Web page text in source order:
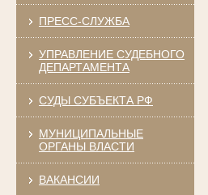
ПРЕСС-СЛУЖБА
УПРАВЛЕНИЕ СУДЕБНОГО
ДЕПАРТАМЕНТА
СУДЫ СУБЪЕКТА РФ
МУНИЦИПАЛЬНЫЕ
ОРГАНЫ ВЛАСТИ
ВАКАНСИИ